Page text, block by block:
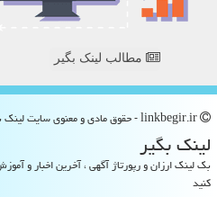
مطالب لینک بگیر
لینك بگیر
بک لینک ارزان و رپورتاژ آگهی ، آخرین اخبار و
کنید